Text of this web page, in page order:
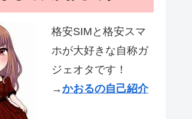
格安SIMと格安スマ
ホが大好きな自称ガ
ジェオタです！
→かおるの自己紹介